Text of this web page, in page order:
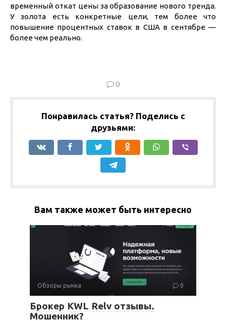
временный откат цены за образование нового тренда.
У золота есть конкретные цели, тем более что
повышение процентных ставок в США в сентябре —
более чем реально.
0
Понравилась статья? Поделись с
друзьями:
Вам также может быть интересно
Обзоры рынка 0
Брокер KWL Relv отзывы.
Мошенник?